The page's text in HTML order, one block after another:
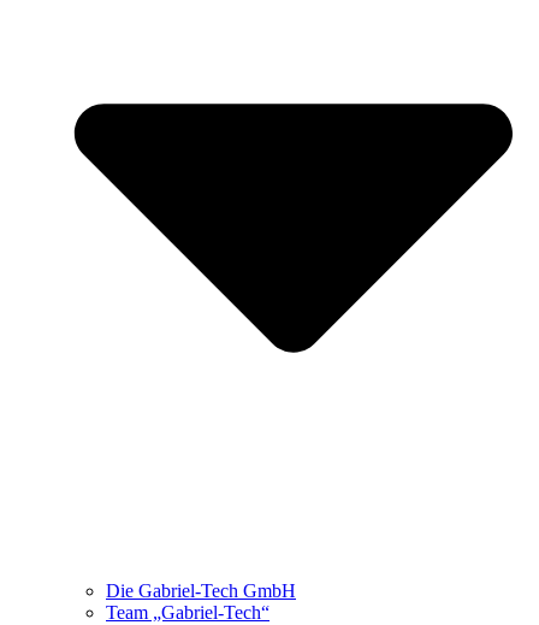
Die Gabriel-Tech GmbH
Team „Gabriel-Tech“